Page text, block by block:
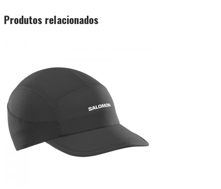
Produtos relacionados